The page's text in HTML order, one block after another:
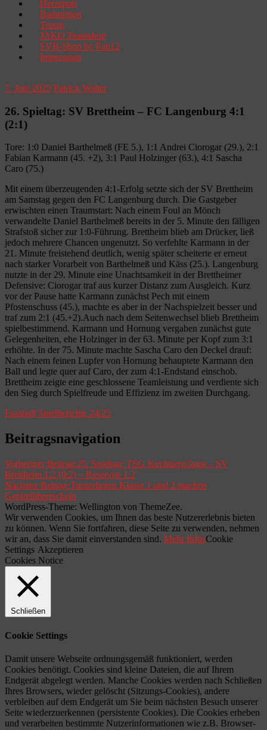
Herzsport
Badminton
Tennis
JAKO Teamshop
SVB-Shop by Fan12
Impressum
7. Juni 2025 Patrick Walter
26. Spieltag: SV Brettheim – FC Langenburg 4:1
(2:1)
Tore: 1:0 Daniel Barthelmeß (FE 5.), 1:1 Andrei Ciorogar (29.), 2:1
Fabian Karmann (45. +2), 3:1 Paul Holzinger (63.), 4:1 Sascha
Caro (75.)
Mit einem überzeugenden 4:1-Erfolg setzte sich der SV Brettheim
am Samstag gegen den FC Langenburg durch. Die Gastgeber
erwischten einen Traumstart: Nach einem Foul an Mönch
verwandelte Daniel Barthelmeß bereits in der 5. Minute den fälligen
Strafstoß sicher zur 1:0-Führung. Brettheim blieb am Drücker, ließ
jedoch mehrere Chancen ungenutzt. So verfehlte Karmann in der
21. Minute freistehend deutlich, wenig später scheiterte er erneut
nach starker Vorarbeit von Barthelmeß und Käss (25.). Langenburg
nutzte in der 29. Minute eine Unachtsamkeit in der Brettheimer
Defensive: Ciorogar traf aus kurzer Distanz zum Ausgleich. Kurz
vor der Pause hatte Karmann zunächst Pech mit einem
Pfostenschuss (45.), machte es aber in der Nachspielzeit besser und
traf zum 2:1 (45.+2).Auch nach dem Seitenwechsel blieb Brettheim
spielbestimmend. Karmann und Hornung vergaben zunächst gute
Gelegenheiten, ehe Holzinger in der 63. Minute per Kopf zum 3:1
erhöhte. In der 75. Minute machte Sascha Caro den Deckel drauf:
Nach einem feinen Lupfer von Hornung behauptete Karmann den
Ball und legte quer auf Caro, der zum 4:1-Endstand einschob.
Brettheim zeigte eine geschlossene Teamleistung und verdiente sich
den Sieg durch Spielfreude und Effizienz im zweiten Durchgang.
Fussball Spielberichte 24/25
Beitragsnavigation
Vorheriger Beitrag:25. Spieltag: TSG Kirchberg/Jagst – SV
Brettheim 1:2 (0:2) – Reserven 1:2
Nächster Beitrag:TurnerInnen Klasse 1 und 2 machen
Geräteführerschein
WordPress-Theme: Wellington von ThemeZee.
Wir verwenden Cookies, um Ihnen das beste Nutzererlebnis bieten
zu können. Wenn Sie fortfahren, diese Seite zu verwenden, nehmen
wir an, dass Sie damit einverstanden sind. Mehr InfosCookie
Settings Akzeptieren
Cookies Notice
Schließen
Cookie Settings
Damit unsere Webseite ordnungsgemäß funktioniert, werden
Cookies benötigt. Cookies sind kleine Dateien, die auf Ihrem
Endgerät abgelegt werden. Manche Cookies werden nach Schließen
Ihres Browsers, wieder gelöscht (Sitzungs-Cookies), andere
verbleiben auf dem Endgerät um Sie beim nächsten Besuch unserer
Seite wiederzuerkennen (persistente Cookies). Die Cookies erheben
und verarbeiten bestimmte Nutzerinformationen wie z.B. Browser-